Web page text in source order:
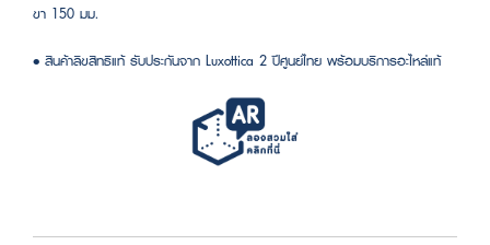
ขา 150 มม.
• สินค้าลิขสิทธิแท้ รับประกันจาก Luxottica 2 ปีศูนย์ไทย พร้อมบริการอะไหล่แท้